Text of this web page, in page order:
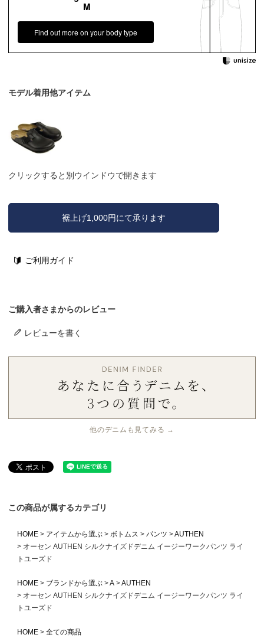
M
Find out more on your body type
モデル着用他アイテム
クリックすると別ウインドウで開きます
裾上げ1,000円にて承ります
ご利用ガイド
ご購入者さまからのレビュー
レビューを書く
他のデニムも見てみる →
この商品が属するカテゴリ
HOME アイテムから選ぶ ボトムス パンツ
AUTHEN
オーセン AUTHEN シルクナイズドデニム イージーワークパンツ ライ
トユーズド
HOME ブランドから選ぶ A
AUTHEN
オーセン AUTHEN シルクナイズドデニム イージーワークパンツ ライ
トユーズド
HOME
全ての商品